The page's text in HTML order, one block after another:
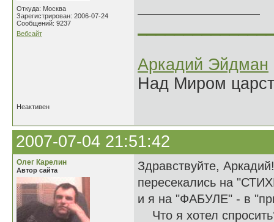
Откуда: Москва
Зарегистрирован: 2006-07-24
Сообщений: 9237
Вебсайт
Аркадий Эйдман
Над Миром
Неактивен
2007-07-04 21:51:42
Олег Карелин
Автор сайта
Здравствуйте,
пересекались на
и я на "ФАБУЛЕ" - в
Что я хотел